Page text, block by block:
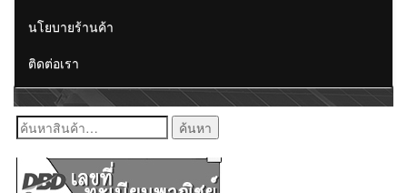
นโยบายร้านค้า
ติดต่อเรา
ค้นหา: